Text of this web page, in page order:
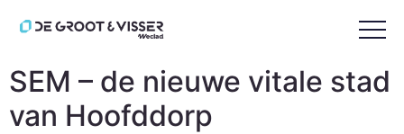
Tag:leefbaarheid
SEM – de nieuwe vitale stad
van Hoofddorp